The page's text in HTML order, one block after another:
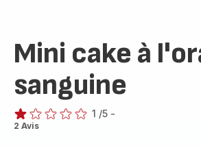
Mini cake à
sanguine
Avis
1 /5 -
2 Avis